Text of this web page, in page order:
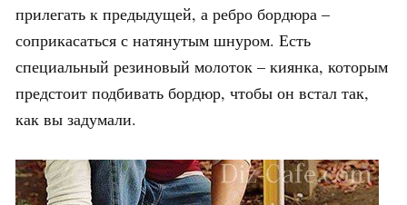
прилегать к предыдущей, а ребро бордюра –
соприкасаться с натянутым шнуром. Есть
специальный резиновый молоток – киянка, которым
предстоит подбивать бордюр, чтобы он встал так,
как вы задумали.